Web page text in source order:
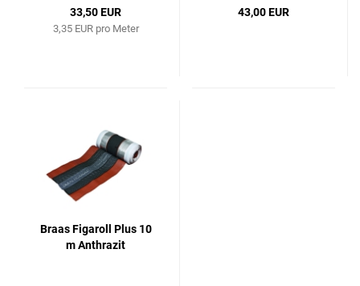
33,50 EUR
3,35 EUR pro Meter
43,00 EUR
Braas Figaroll Plus 10
m Anthrazit